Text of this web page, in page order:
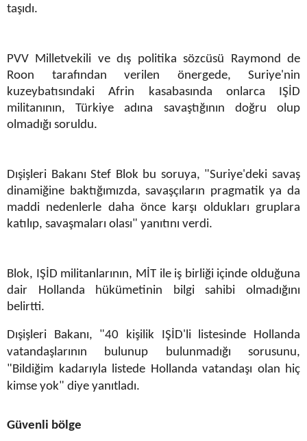
taşıdı.
PVV Milletvekili ve dış politika sözcüsü Raymond de
Roon tarafından verilen önergede, Suriye'nin
kuzeybatısındaki Afrin kasabasında onlarca IŞİD
militanının, Türkiye adına savaştığının doğru olup
olmadığı soruldu.
Dışişleri Bakanı Stef Blok bu soruya, "Suriye'deki savaş
dinamiğine baktığımızda, savaşçıların pragmatik ya da
maddi nedenlerle daha önce karşı oldukları gruplara
katılıp, savaşmaları olası" yanıtını verdi.
Blok, IŞİD militanlarının, MİT ile iş birliği içinde olduğuna
dair Hollanda hükümetinin bilgi sahibi olmadığını
belirtti.
Dışişleri Bakanı, "40 kişilik IŞİD'li listesinde Hollanda
vatandaşlarının bulunup bulunmadığı sorusunu,
"Bildiğim kadarıyla listede Hollanda vatandaşı olan hiç
kimse yok" diye yanıtladı.
Güvenli bölge